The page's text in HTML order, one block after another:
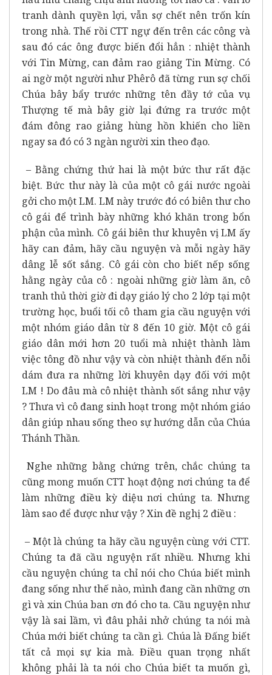
tranh dành quyền lợi, vẫn sợ chết nên trốn kín
trong nhà. Thế rồi CTT ngự đến trên các công và
sau đó các ông được biến đổi hẳn : nhiệt thành
với Tin Mừng, can đảm rao giảng Tin Mừng. Có
ai ngờ một người như Phêrô đã từng run sợ chối
Chúa bây bẩy trước những tên đầy tớ của vụ
Thượng tế mà bây giờ lại đứng ra trước một
đám đông rao giảng hùng hồn khiến cho liền
ngay sa đó có 3 ngàn người xin theo đạo.
– Bằng chứng thứ hai là một bức thư rất đặc
biệt. Bức thư này là của một cô gái nước ngoài
gởi cho một LM. LM này trước đó có biên thư cho
cô gái để trình bày những khó khăn trong bổn
phận của mình. Cô gái biên thư khuyên vị LM ấy
hãy can đảm, hãy cầu nguyện và mỗi ngày hãy
dâng lễ sốt sắng. Cô gái còn cho biết nếp sống
hằng ngày của cô : ngoài những giờ làm ăn, cô
tranh thủ thời giờ đi dạy giáo lý cho 2 lớp tại một
trường học, buổi tối cô tham gia cầu nguyện với
một nhóm giáo dân từ 8 đến 10 giờ. Một cô gái
giáo dân mới hơn 20 tuổi mà nhiệt thành làm
việc tông đồ như vậy và còn nhiệt thành đến nỗi
dám đưa ra những lời khuyên dạy đối với một
LM ! Do đâu mà cô nhiệt thành sốt sắng như vậy
? Thưa vì cô đang sinh hoạt trong một nhóm giáo
dân giúp nhau sống theo sự hướng dẫn của Chúa
Thánh Thần.
Nghe những bằng chứng trên, chắc chúng ta
cũng mong muốn CTT hoạt động nơi chúng ta để
làm những điều kỳ diệu nơi chúng ta. Nhưng
làm sao để được như vậy ? Xin đề nghị 2 điều :
– Một là chúng ta hãy cầu nguyện cùng với CTT.
Chúng ta đã cầu nguyện rất nhiều. Nhưng khi
cầu nguyện chúng ta chỉ nói cho Chúa biết mình
đang sống như thế nào, mình đang cần những ơn
gì và xin Chúa ban ơn đó cho ta. Cầu nguyện như
vậy là sai lầm, vì đâu phải nhở chúng ta nói mà
Chúa mới biết chúng ta cần gì. Chúa là Đấng biết
tất cả mọi sự kia mà. Điều quan trọng nhất
không phải là ta nói cho Chúa biết ta muốn gì,